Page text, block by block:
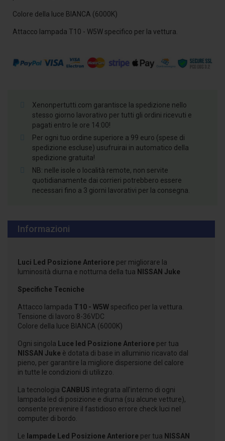
Colore della luce BIANCA (6000K)
Attacco lampada T10 - W5W specifico per la vettura.
Xenonpertutti.com garantisce la spedizione nello
stesso giorno lavorativo per tutti gli ordini ricevuti e
pagati entro le ore 14:00!
Per ogni tuo ordine superiore a 99 euro (spese di
spedizione escluse) usufruirai in automatico della
spedizione gratuita!
NB: nelle isole o località remote, non servite
quotidianamente dai corrieri potrebbero essere
necessari fino a 3 giorni lavorativi per la consegna.
Informazioni
Luci Led Posizione Anteriore per migliorare la
luminosità diurna e notturna della tua NISSAN Juke
Specifiche Tecniche
Attacco lampada T10 - W5W specifico per la vettura.
Tensione di lavoro 8-36VDC
Colore della luce BIANCA (6000K)
Ogni singola Luce led Posizione Anteriore per tua
NISSAN Juke è dotata di base in alluminio ricavato dal
pieno, per garantire la migliore dispersione del calore
in tutte le condizioni di utilizzo.
La tecnologia CANBUS integrata all'interno di ogni
lampada led di posizione e diurna (su alcune vetture),
consente prevenire il fastidioso errore check luci nel
computer di bordo.
Le lampade Led Posizione Anteriore per tua NISSAN